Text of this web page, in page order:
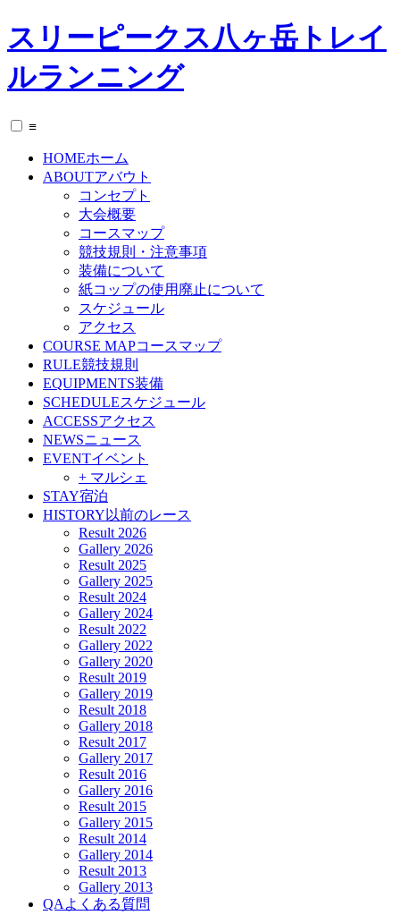
スリーピークス八ヶ岳トレイ
ルランニング
≡
HOMEホーム
ABOUTアバウト
コンセプト
大会概要
コースマップ
競技規則・注意事項
装備について
紙コップの使用廃止について
スケジュール
アクセス
COURSE MAPコースマップ
RULE競技規則
EQUIPMENTS装備
SCHEDULEスケジュール
ACCESSアクセス
NEWSニュース
EVENTイベント
+ マルシェ
STAY宿泊
HISTORY 以前のレース
Result 2026
Gallery 2026
Result 2025
Gallery 2025
Result 2024
Gallery 2024
Result 2022
Gallery 2022
Gallery 2020
Result 2019
Gallery 2019
Result 2018
Gallery 2018
Result 2017
Gallery 2017
Result 2016
Gallery 2016
Result 2015
Gallery 2015
Result 2014
Gallery 2014
Result 2013
Gallery 2013
QA よくある質問